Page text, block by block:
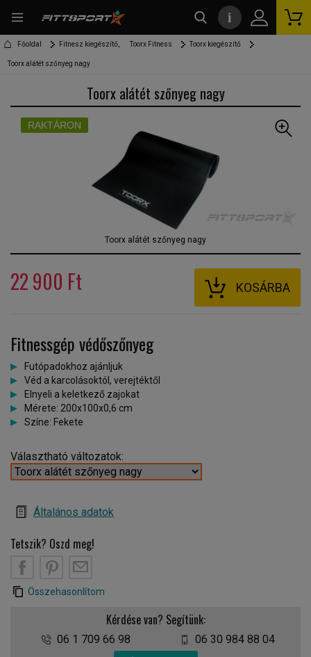
Főoldal Fitnesz kiegészítő, Toorx Fitness Toorx kiegészítő
Toorx alátét szőnyeg nagy
Toorx alátét szőnyeg nagy
RAKTÁRON
Toorx alátét szőnyeg nagy
22 900 Ft KOSÁRBA
Fitnessgép védőszőnyeg
Futópadokhoz ajánljuk
Véd a karcolásoktól, verejtéktől
Elnyeli a keletkező zajokat
Mérete: 200x100x0,6 cm
Színe: Fekete
Választható változatok:
Általános adatok
Tetszik? Oszd meg!
Összehasonlítom
Kérdése van? Segítünk:
06 1 709 66 98 06 30 984 88 04
i
kereső